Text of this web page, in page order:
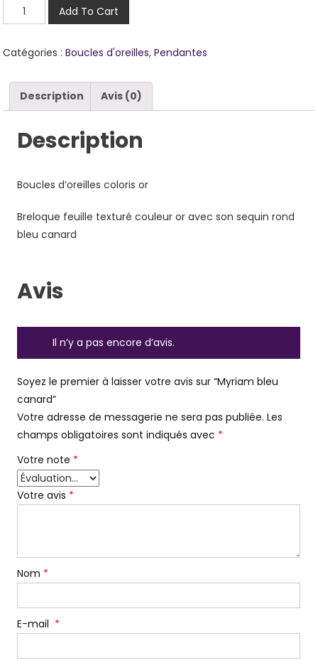
quantité
de
canard
Add To Cart
Catégories :Boucles d'oreilles,Pendantes
Description Avis (0)
Description
Boucles d’oreilles coloris or
Breloque feuille texturé couleur or avec son sequin rond
bleu canard
Avis
Il n’y a pas encore d’avis.
Soyez le premier à laisser votre avis sur “Myriam bleu
canard”
Votre adresse de messagerie ne sera pas publiée. Les
champs obligatoires sont indiqués avec *
Votre note *
Votre avis *
Nom *
E-mail *